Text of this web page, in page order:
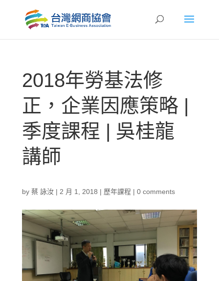
2018年勞基法修
正，企業因應策略 |
季度課程 | 吳桂龍
講師
by 蔡 詠汝| 2 月 1, 2018 | 歷年課程 | 0 comments